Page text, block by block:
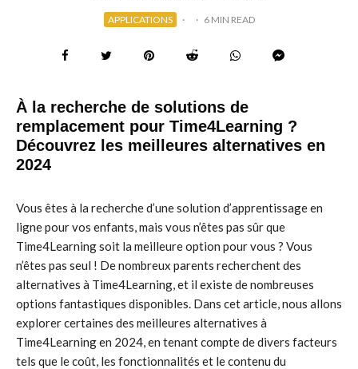
APPLICATIONS · · 6 MIN READ
À la recherche de solutions de
remplacement pour Time4Learning ?
Découvrez les meilleures alternatives en
2024
Vous êtes à la recherche d’une solution d’apprentissage en
ligne pour vos enfants, mais vous n’êtes pas sûr que
Time4Learning soit la meilleure option pour vous ? Vous
n’êtes pas seul ! De nombreux parents recherchent des
alternatives à Time4Learning, et il existe de nombreuses
options fantastiques disponibles. Dans cet article, nous allons
explorer certaines des meilleures alternatives à
Time4Learning en 2024, en tenant compte de divers facteurs
tels que le coût, les fonctionnalités et le contenu du